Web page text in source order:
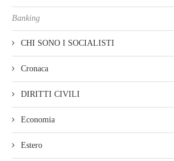
Banking
CHI SONO I SOCIALISTI
Cronaca
DIRITTI CIVILI
Economia
Estero